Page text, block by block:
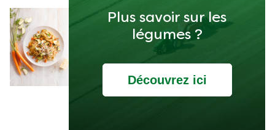
Plus savoir sur les
légumes ?
Découvrez ici